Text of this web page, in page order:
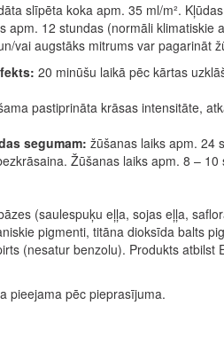
slīpēta koka apm. 35 ml/m².
apm. 12 stundas (normāli klimatiskie
vai augstāks mitrums var pagarināt
20 minūšu laikā pēc kārtas
pastiprināta krāsas intensitāte,
segumam: žūšanas laiks apm. 24
Žūšanas laiks apm. 8 –
(saulespuķu eļļa, sojas eļļa,
pigmenti, titāna dioksīda balts
(nesatur benzolu). Produkts
pieejama pēc pieprasījuma.